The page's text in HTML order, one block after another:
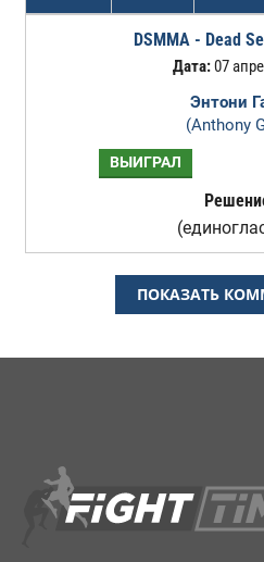
DSMMA - Dead
Дата:07
Энтони
(Anthony
ВЫИГРАЛ
ПОКАЗАТЬ